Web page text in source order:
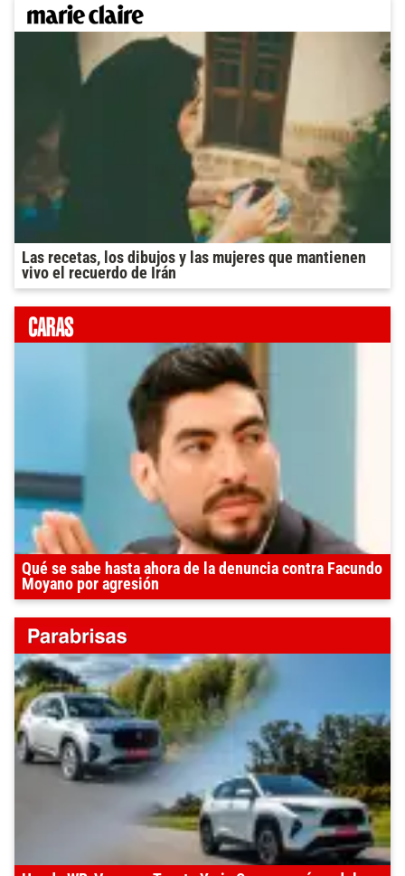
Las recetas, los dibujos y las mujeres que mantienen
vivo el recuerdo de Irán
Qué se sabe hasta ahora de la denuncia contra Facundo
Moyano por agresión